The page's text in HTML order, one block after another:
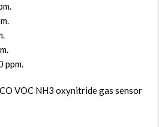
ppm.
VOC NH3 oxynitride gas sensor